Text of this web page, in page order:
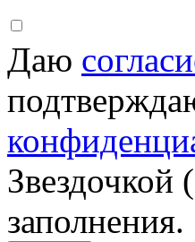
Даю
Звездочкой
заполнения.